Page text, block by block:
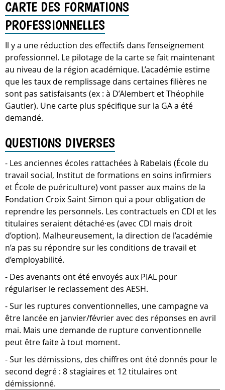
CARTE DES FORMATIONS
PROFESSIONNELLES
Il y a une réduction des effectifs dans l’enseignement
professionnel. Le pilotage de la carte se fait maintenant
au niveau de la région académique. L’académie estime
que les taux de remplissage dans certaines filières ne
sont pas satisfaisants (ex : à D’Alembert et Théophile
Gautier). Une carte plus spécifique sur la GA a été
demandé.
QUESTIONS DIVERSES
- Les anciennes écoles rattachées à Rabelais (École du
travail social, Institut de formations en soins infirmiers
et École de puériculture) vont passer aux mains de la
Fondation Croix Saint Simon qui a pour obligation de
reprendre les personnels. Les contractuels en CDI et les
titulaires seraient détaché·es (avec CDI mais droit
d’option). Malheureusement, la direction de l’académie
n’a pas su répondre sur les conditions de travail et
d’employabilité.
- Des avenants ont été envoyés aux PIAL pour
régulariser le reclassement des AESH.
- Sur les ruptures conventionnelles, une campagne va
être lancée en janvier/février avec des réponses en avril
mai. Mais une demande de rupture conventionnelle
peut être faite à tout moment.
- Sur les démissions, des chiffres ont été donnés pour le
second degré : 8 stagiaires et 12 titulaires ont
démissionné.